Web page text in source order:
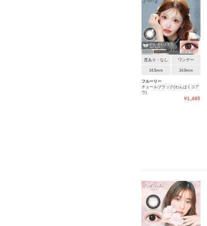
度あり・なし ワンデー
14.5mm 14.0mm
フルーリー
チュールブラック(わんぱくコア
ラ)
¥1,485